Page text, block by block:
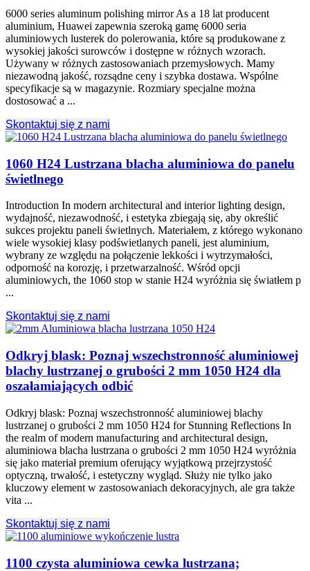
6000 series aluminum polishing mirror As a 18 lat producent
aluminium, Huawei zapewnia szeroką gamę 6000 seria
aluminiowych lusterek do polerowania, które są produkowane z
wysokiej jakości surowców i dostępne w różnych wzorach.
Używany w różnych zastosowaniach przemysłowych. Mamy
niezawodną jakość, rozsądne ceny i szybka dostawa. Wspólne
specyfikacje są w magazynie. Rozmiary specjalne można
dostosować a ...
Skontaktuj się z nami
1060 H24 Lustrzana blacha aluminiowa do panelu
świetlnego
Introduction In modern architectural and interior lighting design,
wydajność, niezawodność, i estetyka zbiegają się, aby określić
sukces projektu paneli świetlnych. Materiałem, z którego wykonano
wiele wysokiej klasy podświetlanych paneli, jest aluminium,
wybrany ze względu na połączenie lekkości i wytrzymałości,
odporność na korozję, i przetwarzalność. Wśród opcji
aluminiowych, the 1060 stop w stanie H24 wyróżnia się światłem p
...
Skontaktuj się z nami
Odkryj blask: Poznaj wszechstronność aluminiowej
blachy lustrzanej o grubości 2 mm 1050 H24 dla
oszałamiających odbić
Odkryj blask: Poznaj wszechstronność aluminiowej blachy
lustrzanej o grubości 2 mm 1050 H24 for Stunning Reflections In
the realm of modern manufacturing and architectural design,
aluminiowa blacha lustrzana o grubości 2 mm 1050 H24 wyróżnia
się jako materiał premium oferujący wyjątkową przejrzystość
optyczną, trwałość, i estetyczny wygląd. Służy nie tylko jako
kluczowy element w zastosowaniach dekoracyjnych, ale gra także
vita ...
Skontaktuj się z nami
1100 czysta aluminiowa cewka lustrzana;